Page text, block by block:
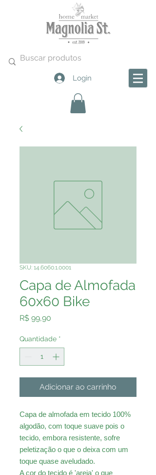
Login
SKU: 14.6060.1.0001
Capa de Almofada
60x60 Bike
R$ 99,90
Quantidade *
Adicionar ao carrinho
Capa de almofada em tecido 100%
algodão, com toque suave pois o
tecido, embora resistente, sofre
peletização o que o deixa com um
toque quase aveludado.
A cor do tecido é 'areia' o que